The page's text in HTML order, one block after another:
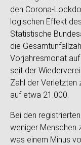
den Corona-
logischen Effekt
Statistische
die
Vorjahresmonat
seit der
Zahl der Verletzten
auf etwa 21.000.
Bei den
weniger Menschen
was einem Minus